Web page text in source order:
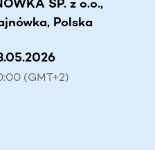
SP. z o.o.,
Polska
(GMT+2)